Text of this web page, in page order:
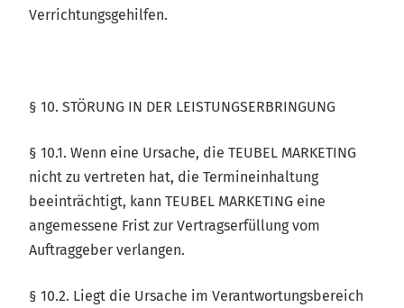
Verrichtungsgehilfen.
§ 10. STÖRUNG IN DER LEISTUNGSERBRINGUNG
§ 10.1. Wenn eine Ursache, die TEUBEL MARKETING
nicht zu vertreten hat, die Termineinhaltung
beeinträchtigt, kann TEUBEL MARKETING eine
angemessene Frist zur Vertragserfüllung vom
Auftraggeber verlangen.
§ 10.2. Liegt die Ursache im Verantwortungsbereich